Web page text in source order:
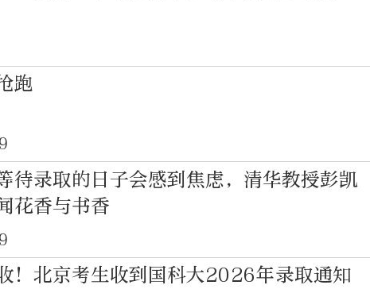
跑
待录取的日子会感到焦虑，清华教授彭凯
花香与书香
！北京考生收到国科大2026年录取通知